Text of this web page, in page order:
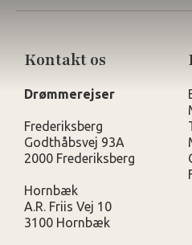
Kontakt os
Drømmerejser
Frederiksberg
Godthåbsvej 93A
2000 Frederiksberg
Hornbæk
A.R. Friis Vej 10
3100 Hornbæk